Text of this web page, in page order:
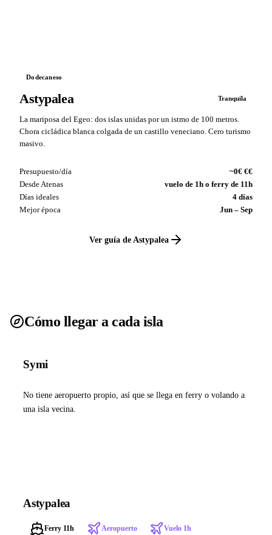
Dodecaneso
Astypalea Tranquila
La mariposa del Egeo: dos islas unidas por un istmo de 100 metros.
Chora cicládica blanca colgada de un castillo veneciano. Cero turismo
masivo.
Presupuesto/día
~0€ €€
Desde Atenas
vuelo de 1h o ferry de 11h
Días ideales
4 días
Mejor época
Jun – Sep
Ver guía de Astypalea
Cómo llegar a cada isla
Symi
No tiene aeropuerto propio, así que se llega en ferry o volando a
una isla vecina.
Astypalea
Ferry 11h Aeropuerto Vuelo 1h